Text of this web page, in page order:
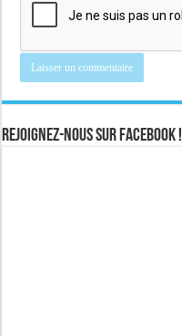
Rejoignez-nous sur Facebook !